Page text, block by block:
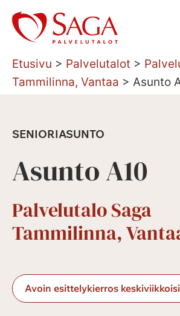
Siirry
sisältöön
Etusivu > Palvelutalot >
Tammilinna, Vantaa > Asunto
SENIORIASUNTO
Asunto A10
Palvelutalo Saga
Tammilinna,
Avoin esittelykierros